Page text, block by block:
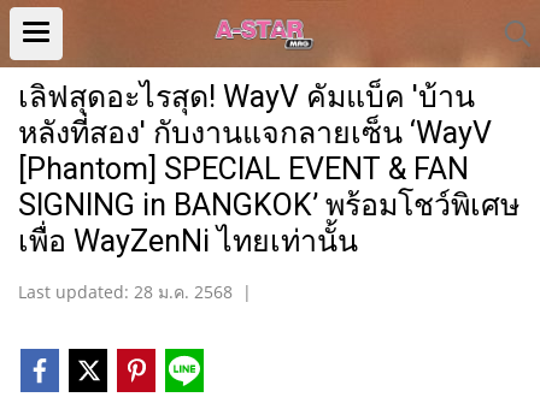
เลิฟสุดอะไรสุด! WayV คัมแบ็ค 'บ้าน
หลังที่สอง' กับงานแจกลายเซ็น ‘WayV
[Phantom] SPECIAL EVENT & FAN
SIGNING in BANGKOK’ พร้อมโชว์พิเศษ
เพื่อ WayZenNi ไทยเท่านั้น
Last updated: 28 ม.ค. 2568 |